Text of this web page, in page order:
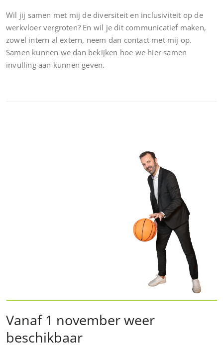
Wil jij samen met mij de diversiteit en inclusiviteit op de
werkvloer vergroten? En wil je dit communicatief maken,
zowel intern al extern, neem dan contact met mij op.
Samen kunnen we dan bekijken hoe we hier samen
invulling aan kunnen geven.
Vanaf 1 november weer
beschikbaar